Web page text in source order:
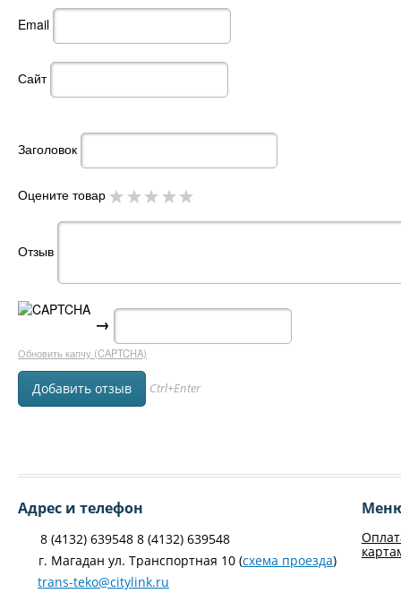
Email
Сайт
Заголовок
Оцените товар
Отзыв
→
Обновить капчу (CAPTCHA)
Ctrl+Enter
Адрес и телефон
8 (4132) 639548 8 (4132) 639548
г. Магадан ул. Транспортная 10 (схема проезда)
trans-teko@citylink.ru